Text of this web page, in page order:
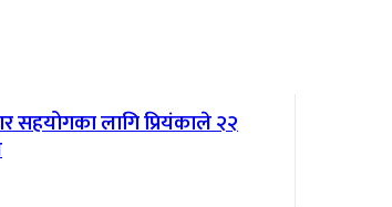
सहयोगका लागि प्रियंकाले २२